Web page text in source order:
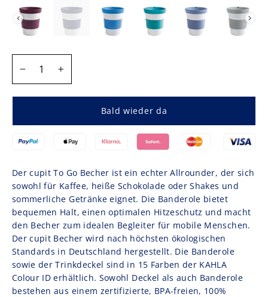
Bald wieder da
Der cupit To Go Becher ist ein echter Allrounder, der sich
sowohl für Kaffee, heiße Schokolade oder Shakes und
sommerliche Getränke eignet. Die Banderole bietet
bequemen Halt, einen optimalen Hitzeschutz und macht
den Becher zum idealen Begleiter für mobile Menschen.
Der cupit Becher wird nach höchsten ökologischen
Standards in Deutschland hergestellt. Die Banderole
sowie der Trinkdeckel sind in 15 Farben der KAHLA
Colour ID erhältlich. Sowohl Deckel als auch Banderole
bestehen aus einem zertifizierte, BPA-freien, 100%